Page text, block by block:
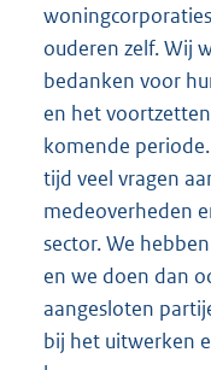
ouderen zelf. Wij
bedanken voor
en het
komende
tijd veel vragen
medeoverheden
sector. We
en we doen dan
aangesloten
bij het uitwerken